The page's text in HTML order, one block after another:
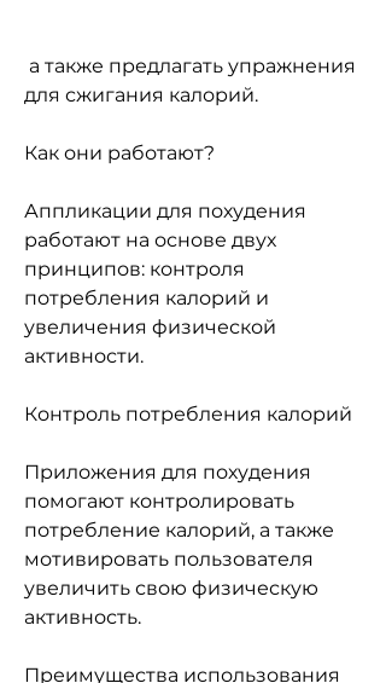
для сжигания калорий.
Как они работают?
Аппликации для похудения
работают на основе двух
принципов: контроля
потребления калорий и
увеличения физической
активности.
Контроль потребления калорий
Приложения для похудения
помогают контролировать
потребление калорий, а также
мотивировать пользователя
увеличить свою физическую
активность.
Преимущества использования